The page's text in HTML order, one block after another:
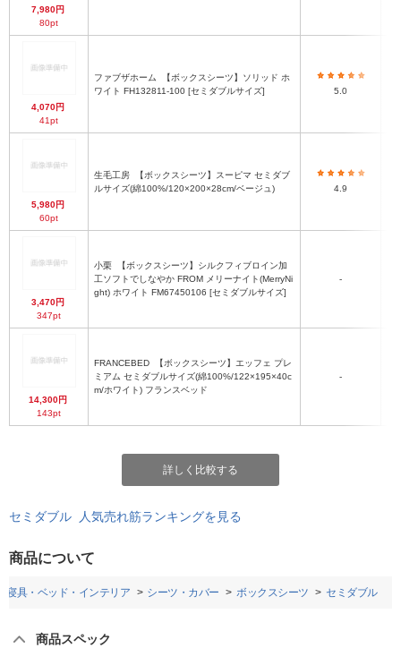
7,980円
80pt
4,070円
41pt
ファブザホーム
ワイト FH132811-100 [セミダブルサイズ]
5.0
5,980円
60pt
生毛工房
ルサイズ(綿100%/120×200×28cm/ベージュ)
4.9
3,470円
347pt
小栗
工ソフトでしなやか FROM メリーナイト(MerryNi
ght) ホワイト FM67450106 [セミダブルサイズ]
-
14,300円
143pt
FRANCEBED
ミアム セミダブルサイズ(綿100%/122×195×40c
m/ホワイト) フランスベッド
-
詳しく比較する
セミダブル 人気売れ筋ランキングを見る
商品について
寝具・ベッド・インテリア シーツ・カバー ボックスシーツ セミダブル
商品スペック